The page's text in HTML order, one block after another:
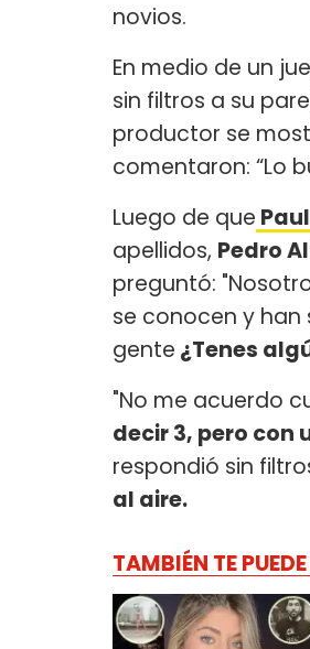
novios.
En medio de un
sin filtros a su
productor se
comentaron: “Lo
Luego de que
apellidos, Pedro
preguntó:
se conocen y
gente ¿Tenes
"No me acuerdo
decir 3, pero con
respondió sin
al aire.
TAMBIÉN TE